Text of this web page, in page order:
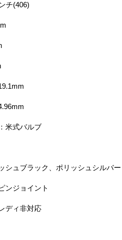
チ(406)
米式バルブ
シュブラック ​、ポリッシュシルバー
ンジョイント
ディ非対応